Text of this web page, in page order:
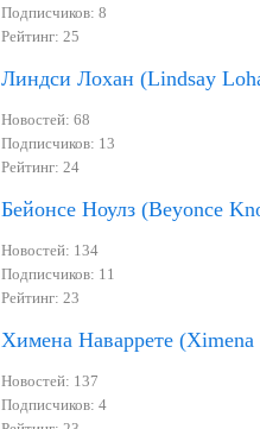
Подписчиков: 8
Рейтинг: 25
Линдси Лохан (Lindsay
Новостей: 68
Подписчиков: 13
Рейтинг: 24
Бейонсе Ноулз (Beyonce
Новостей: 134
Подписчиков: 11
Рейтинг: 23
Химена Наваррете (Ximena
Новостей: 137
Подписчиков: 4